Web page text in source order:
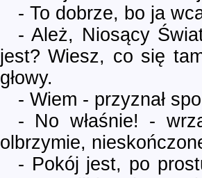
- To dobrze, bo ja
- Ależ, Niosący
jest? Wiesz, co się
głowy.
- Wiem - przyznał
- No właśnie! -
olbrzymie,
- Pokój jest, po